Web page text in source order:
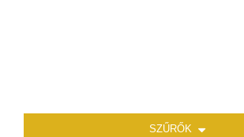
SZŰRŐK